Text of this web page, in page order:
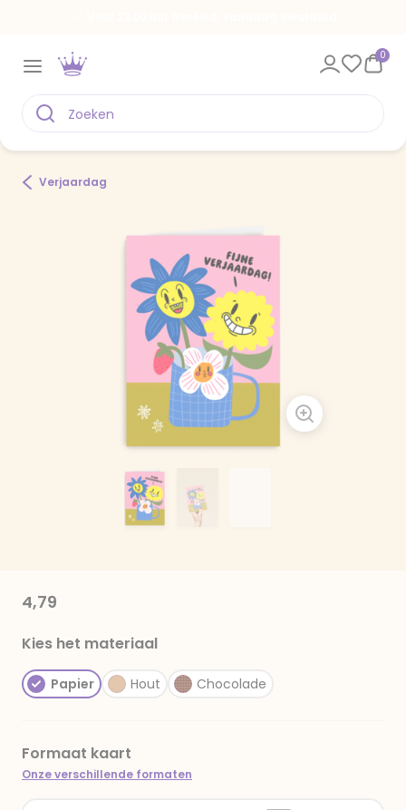
0
Verjaardag
4,79
Kies het materiaal
Papier Hout Chocolade
Formaat kaart
Onze verschillende formaten